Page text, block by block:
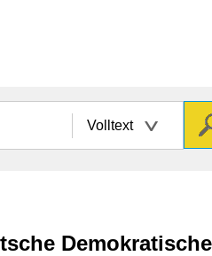
Volltext